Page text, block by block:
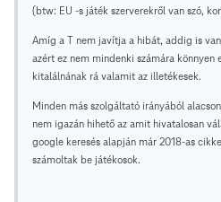
(btw: EU -s játék szerverekről van szó,
Amíg a T nem javítja a hibát, addig is
azért ez nem mindenki számára könnyen
kitalálnának rá valamit az illetékesek.
Minden más szolgáltató irányából
nem igazán hihető az amit hivatalosan
google keresés alapján már 2018-as
számoltak be játékosok.